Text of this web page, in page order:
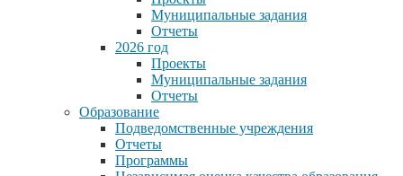
Муниципальные задания
Отчеты
2026 год
Проекты
Муниципальные задания
Отчеты
Образование
Подведомственные учреждения
Отчеты
Программы